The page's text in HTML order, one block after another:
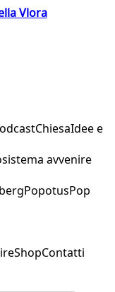
Vlora
ChiesaIdee e
avvenire
PopotusPop
ShopContatti